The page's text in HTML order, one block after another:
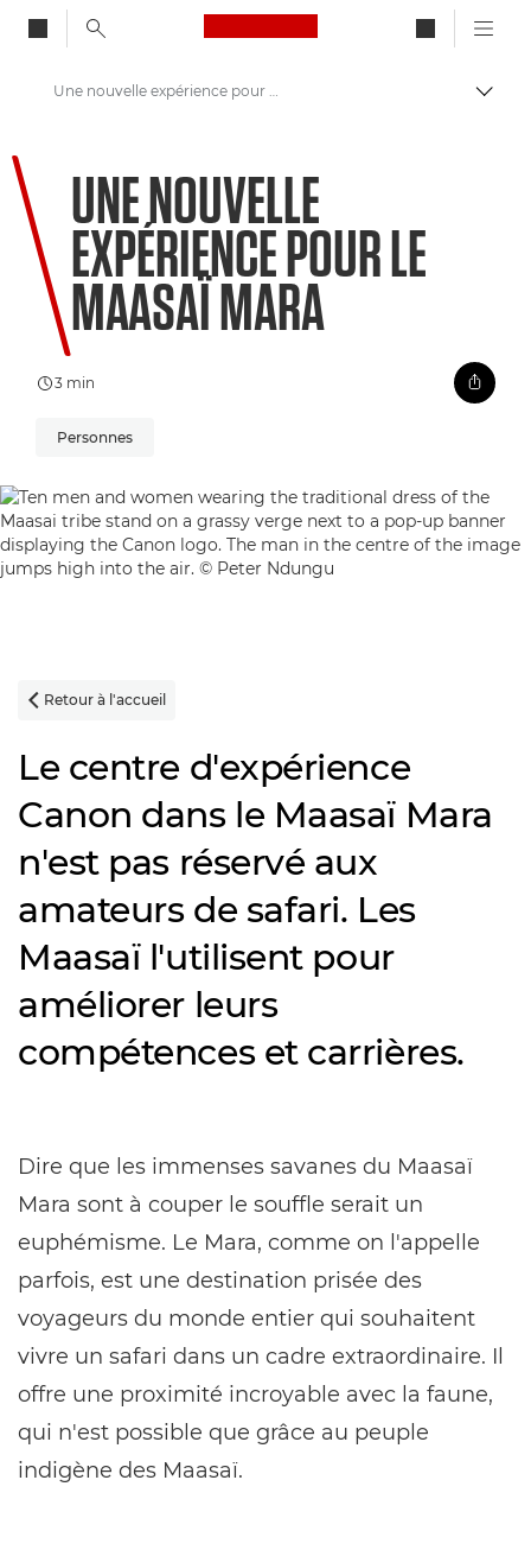
Canon Logo, back to
Bienvenue dans VIEW
Une nouvelle expérience pour le Maasaï Mara
UNE NOUVELLE
EXPÉRIENCE POUR LE
MAASAÏ MARA
3 min
Personnes
 Retour à l'accueil
Le centre d'expérience
Canon dans le Maasaï Mara
n'est pas réservé aux
amateurs de safari. Les
Maasaï l'utilisent pour
améliorer leurs
compétences et carrières.
Dire que les immenses savanes du Maasaï
Mara sont à couper le souffle serait un
euphémisme. Le Mara, comme on l'appelle
parfois, est une destination prisée des
voyageurs du monde entier qui souhaitent
vivre un safari dans un cadre extraordinaire. Il
offre une proximité incroyable avec la faune,
qui n'est possible que grâce au peuple
indigène des Maasaï.